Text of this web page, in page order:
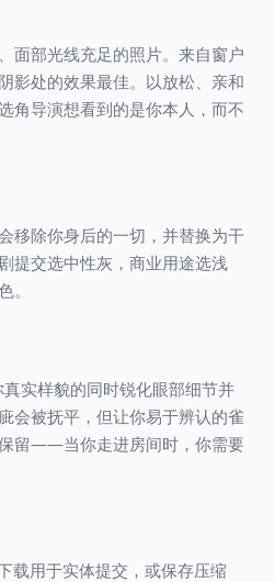
面部光线充足的照片。来自窗户
影处的效果最佳。以放松、亲和
导演想看到的是你本人，而不
移除你身后的一切，并替换为干
提交选中性灰，商业用途选浅
。
实样貌的同时锐化眼部细节并
会被抚平，但让你易于辨认的雀
留——当你走进房间时，你需要
载用于实体提交，或保存压缩